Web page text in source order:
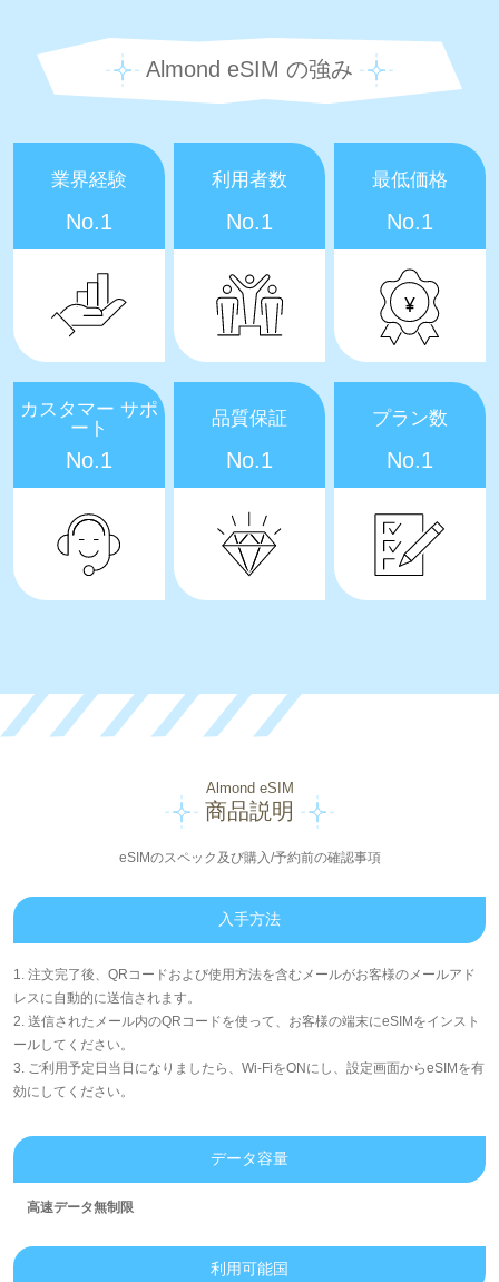
Almond eSIM の強み
業界経験
No.1
利用者数
No.1
最低価格
No.1
カスタマー サポ
ート
No.1
品質保証
No.1
プラン数
No.1
Almond eSIM
商品説明
eSIMのスペック及び購入/予約前の確認事項
入手方法
1. 注文完了後、QRコードおよび使用方法を含むメールがお客様のメールアド
レスに自動的に送信されます。
2. 送信されたメール内のQRコードを使って、お客様の端末にeSIMをインスト
ールしてください。
3. ご利用予定日当日になりましたら、Wi-FiをONにし、設定画面からeSIMを有
効にしてください。
データ容量
高速データ無制限
利用可能国